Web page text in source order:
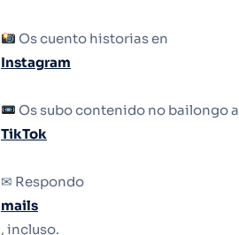
Os cuento historias en
Instagram
Os subo contenido no bailongo a
TikTok
✉ Respondo
mails
, incluso.